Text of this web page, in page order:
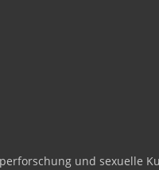
und sexuelle